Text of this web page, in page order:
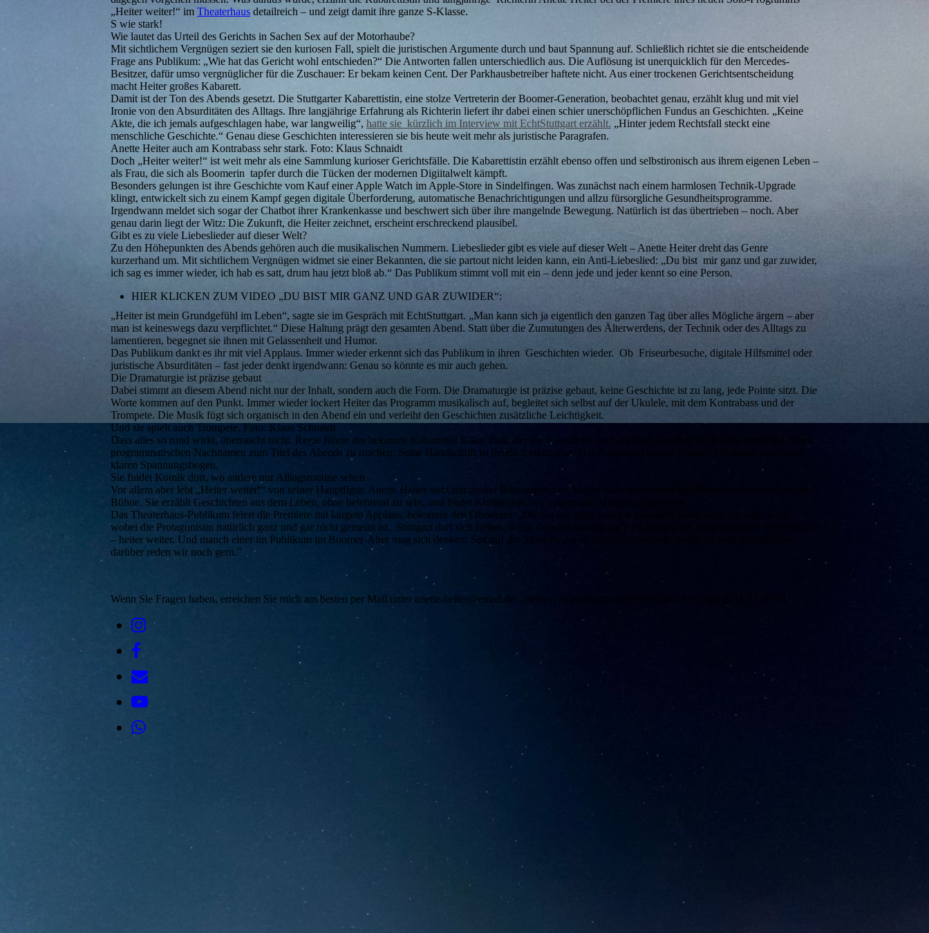
„Heiter weiter!“ im Theaterhaus detailreich – und zeigt damit ihre ganze S-Klasse.
S wie stark!
Wie lautet das Urteil des Gerichts in Sachen Sex auf der Motorhaube?
Mit sichtlichem Vergnügen seziert sie den kuriosen Fall, spielt die juristischen Argumente durch und baut Spannung auf. Schließlich richtet sie die entscheidende
Frage ans Publikum: „Wie hat das Gericht wohl entschieden?“ Die Antworten fallen unterschiedlich aus. Die Auflösung ist unerquicklich für den Mercedes-
Besitzer, dafür umso vergnüglicher für die Zuschauer: Er bekam keinen Cent. Der Parkhausbetreiber haftete nicht. Aus einer trockenen Gerichtsentscheidung
macht Heiter großes Kabarett.
Damit ist der Ton des Abends gesetzt. Die Stuttgarter Kabarettistin, eine stolze Vertreterin der Boomer-Generation, beobachtet genau, erzählt klug und mit viel
Ironie von den Absurditäten des Alltags. Ihre langjährige Erfahrung als Richterin liefert ihr dabei einen schier unerschöpflichen Fundus an Geschichten. „Keine
Akte, die ich jemals aufgeschlagen habe, war langweilig“, hatte sie kürzlich im Interview mit EchtStuttgart erzählt. „Hinter jedem Rechtsfall steckt eine
menschliche Geschichte.“ Genau diese Geschichten interessieren sie bis heute weit mehr als juristische Paragrafen.
Anette Heiter auch am Kontrabass sehr stark. Foto: Klaus Schnaidt
Doch „Heiter weiter!“ ist weit mehr als eine Sammlung kurioser Gerichtsfälle. Die Kabarettistin erzählt ebenso offen und selbstironisch aus ihrem eigenen Leben –
als Frau, die sich als Boomerin tapfer durch die Tücken der modernen Digiitalwelt kämpft.
Besonders gelungen ist ihre Geschichte vom Kauf einer Apple Watch im Apple-Store in Sindelfingen. Was zunächst nach einem harmlosen Technik-Upgrade
klingt, entwickelt sich zu einem Kampf gegen digitale Überforderung, automatische Benachrichtigungen und allzu fürsorgliche Gesundheitsprogramme.
Irgendwann meldet sich sogar der Chatbot ihrer Krankenkasse und beschwert sich über ihre mangelnde Bewegung. Natürlich ist das übertrieben – noch. Aber
genau darin liegt der Witz: Die Zukunft, die Heiter zeichnet, erscheint erschreckend plausibel.
Gibt es zu viele Liebeslieder auf dieser Welt?
Zu den Höhepunkten des Abends gehören auch die musikalischen Nummern. Liebeslieder gibt es viele auf dieser Welt – Anette Heiter dreht das Genre
kurzerhand um. Mit sichtlichem Vergnügen widmet sie einer Bekannten, die sie partout nicht leiden kann, ein Anti-Liebeslied: „Du bist mir ganz und gar zuwider,
ich sag es immer wieder, ich hab es satt, drum hau jetzt bloß ab.“ Das Publikum stimmt voll mit ein – denn jede und jeder kennt so eine Person.
HIER KLICKEN ZUM VIDEO „DU BIST MIR GANZ UND GAR ZUWIDER“:
„Heiter ist mein Grundgefühl im Leben“, sagte sie im Gespräch mit EchtStuttgart. „Man kann sich ja eigentlich den ganzen Tag über alles Mögliche ärgern – aber
man ist keineswegs dazu verpflichtet.“ Diese Haltung prägt den gesamten Abend. Statt über die Zumutungen des Älterwerdens, der Technik oder des Alltags zu
lamentieren, begegnet sie ihnen mit Gelassenheit und Humor.
Das Publikum dankt es ihr mit viel Applaus. Immer wieder erkennt sich das Publikum in ihren Geschichten wieder. Ob Friseurbesuche, digitale Hilfsmittel oder
juristische Absurditäten – fast jeder denkt irgendwann: Genau so könnte es mir auch gehen.
Die Dramaturgie ist präzise gebaut
Dabei stimmt an diesem Abend nicht nur der Inhalt, sondern auch die Form. Die Dramaturgie ist präzise gebaut, keine Geschichte ist zu lang, jede Pointe sitzt. Die
Worte kommen auf den Punkt. Immer wieder lockert Heiter das Programm musikalisch auf, begleitet sich selbst auf der Ukulele, mit dem Kontrabass und der
Trompete. Die Musik fügt sich organisch in den Abend ein und verleiht den Geschichten zusätzliche Leichtigkeit.
Und sie spielt auch Trompete. Foto: Klaus Schnaidt
Dass alles so rund wirkt, überrascht nicht. Regie führte der bekannte Kabarettist Klaus Birk, der die Künstlerin nach eigenen Angaben auch dazu ermutigte, ihren
programmatischen Nachnamen zum Titel des Abends zu machen. Seine Handschrift ist deutlich erkennbar: Das Programm besitzt Tempo, Rhythmus und einen
klaren Spannungsbogen.
Sie findet Komik dort, wo andere nur Alltagsroutine sehen
Vor allem aber lebt „Heiter weiter!“ von seiner Hauptfigur. Anette Heiter steht mit großer Bühnenpräsenz, kluger Selbstironie und viel Menschenkenntnis auf der
Bühne. Sie erzählt Geschichten aus dem Leben, ohne belehrend zu sein, und findet Komik dort, wo andere nur Alltagsroutine sehen.
Das Theaterhaus-Publikum feiert die Premiere mit langem Applaus, bekommt den Ohrwurm „Du bist mir ganz und gar zuwider“ kaum noch aus dem Kopf –
wobei die Protagonistin natürlich ganz und gar nicht gemeint ist. Stuttgart darf sich freuen, wenn sie auch künftig ganz im Sinne ihres Programmtitels weitermacht
– heiter weiter. Und manch einer im Publikum im Boomer-Alter mag sich denken: Sex auf der Motorhaube ist vielleicht doch ein wenig zu wild für uns, aber
darüber reden wir noch gern."
Wenn Sie Fragen haben, erreichen Sie mich am besten per Mail unter anette-heiter@email.de - meinen Anrufbeantworter erreichen Sie unter 0711 37 29 74.